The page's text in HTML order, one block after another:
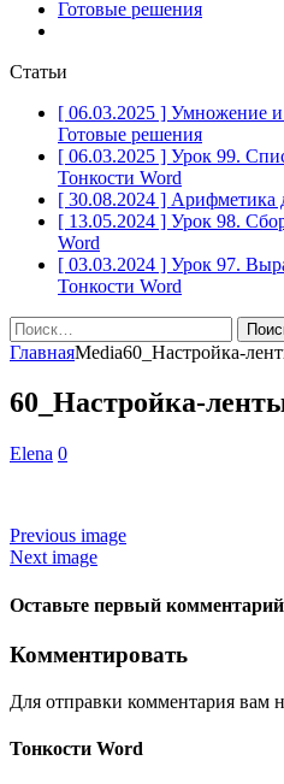
Готовые решения
Статьи
[ 06.03.2025 ] Умножение и
Готовые решения
[ 06.03.2025 ] Урок 99.
Тонкости Word
[ 30.08.2024 ] Арифметика
[ 13.05.2024 ] Урок 98.
Word
[ 03.03.2024 ] Урок 97.
Тонкости Word
Найти:
ГлавнаяMedia60_Настройка-
60_Настройка-
Elena 0
Previous image
Next image
Оставьте первый комментарий
Комментировать
Для отправки комментария вам
Тонкости Word